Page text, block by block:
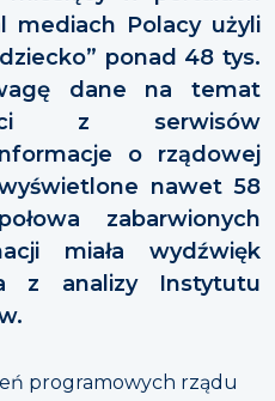
mediach Polacy użyli
ponad 48 tys.
dane na temat
z serwisów
o rządowej
nawet 58
zabarwionych
miała wydźwięk
z analizy Instytutu
programowych rządu